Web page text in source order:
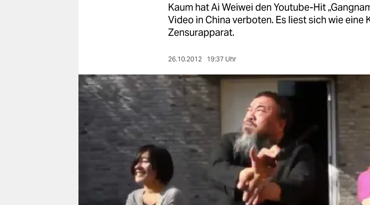
nord
wahrheit
veranstaltungen
fragen & hilfe
Kaum hat Ai Weiwei den Youtube-Hit
Video in China verboten. Es liest sich wie eine
Zensurapparat.
26.10.2012 19:37 Uhr